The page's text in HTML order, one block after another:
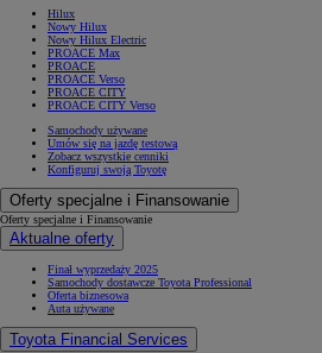
Hilux
Nowy Hilux
Nowy Hilux Electric
PROACE Max
PROACE
PROACE Verso
PROACE CITY
PROACE CITY Verso
Samochody używane
Umów się na jazdę testową
Zobacz wszystkie cenniki
Konfiguruj swoją Toyotę
Oferty specjalne i Finansowanie
Oferty specjalne i Finansowanie
Aktualne oferty
Finał wyprzedaży 2025
Samochody dostawcze Toyota Professional
Oferta biznesowa
Auta używane
Toyota Financial Services